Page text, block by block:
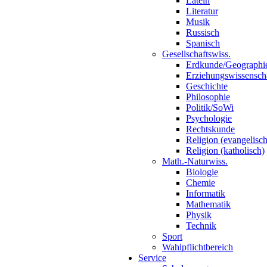
Literatur
Musik
Russisch
Spanisch
Gesellschaftswiss.
Erdkunde/
Geschichte
Philosophie
Politik/SoWi
Psychologie
Rechtskunde
Religion
Religion (katholisch)
Math.-Naturwiss.
Biologie
Chemie
Informatik
Mathematik
Physik
Technik
Sport
Wahlpflichtbereich
Service